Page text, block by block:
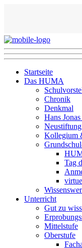
Startseite
Das HUMA
Chronik
Denkmal
Hans
Neustiftung
Kollegium
Tag
Unterricht
Gut zu
Mittelstufe
Oberstufe